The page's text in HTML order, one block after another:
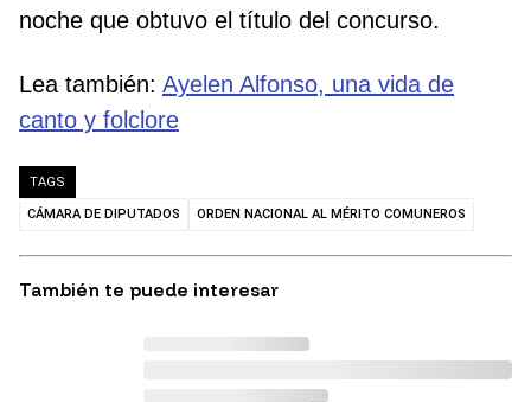
noche que obtuvo el título del concurso.
Lea también: Ayelen Alfonso, una vida de
canto y folclore
TAGS
CÁMARA DE DIPUTADOS ORDEN NACIONAL AL MÉRITO COMUNEROS
También te puede interesar